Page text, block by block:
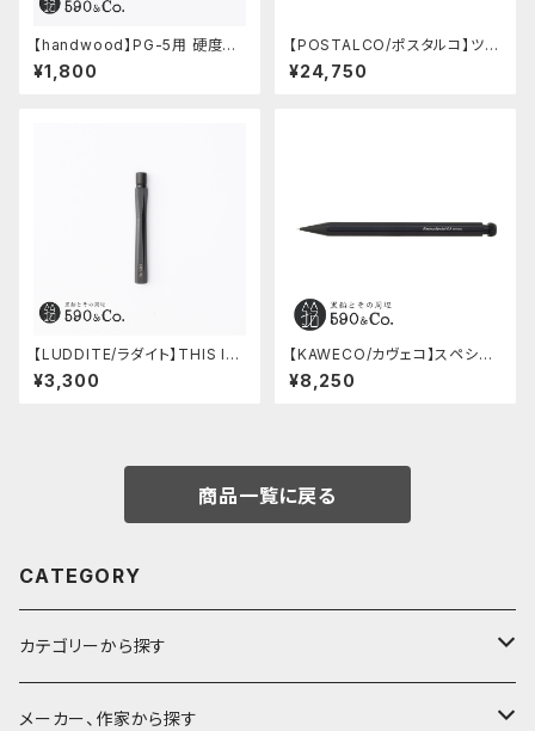
【handwood】PG-5用 硬度表
示窓 (超超ジュラルミン/楕円)
¥1,800
【POSTALCO/ポスタルコ】ツー
ルボックス (Olive Green)
¥24,750
【LUDDITE/ラダイト】THIS IN
DUSTRIAL 芯ケース2 (Facto
ry Model BK)
¥3,300
【KAWECO/カヴェコ】スペシャ
ルペンシル(0.5mm)
¥8,250
商品一覧に戻る
CATEGORY
カテゴリーから探す
鉛筆
メーカー、作家から探す